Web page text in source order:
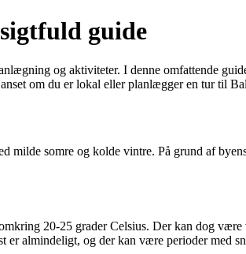
guide
og aktiviteter. I denne omfattende
om du er lokal eller planlægger en tur til
milde somre og kolde vintre. På grund af
20-25 grader Celsius. Der kan dog
er almindeligt, og der kan være perioder med